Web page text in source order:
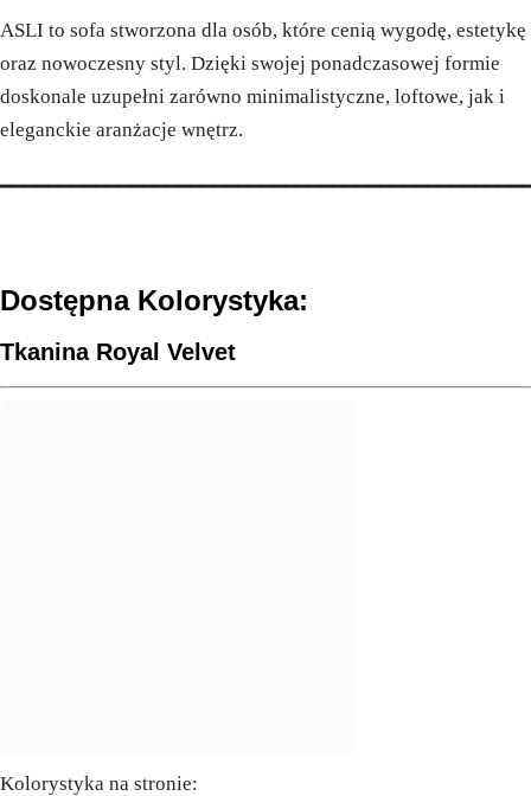
ASLI to sofa stworzona dla osób, które cenią wygodę, estetykę
oraz nowoczesny styl. Dzięki swojej ponadczasowej formie
doskonale uzupełni zarówno minimalistyczne, loftowe, jak i
eleganckie aranżacje wnętrz.
Dostępna Kolorystyka:
Tkanina Royal Velvet
Kolorystyka na stronie: